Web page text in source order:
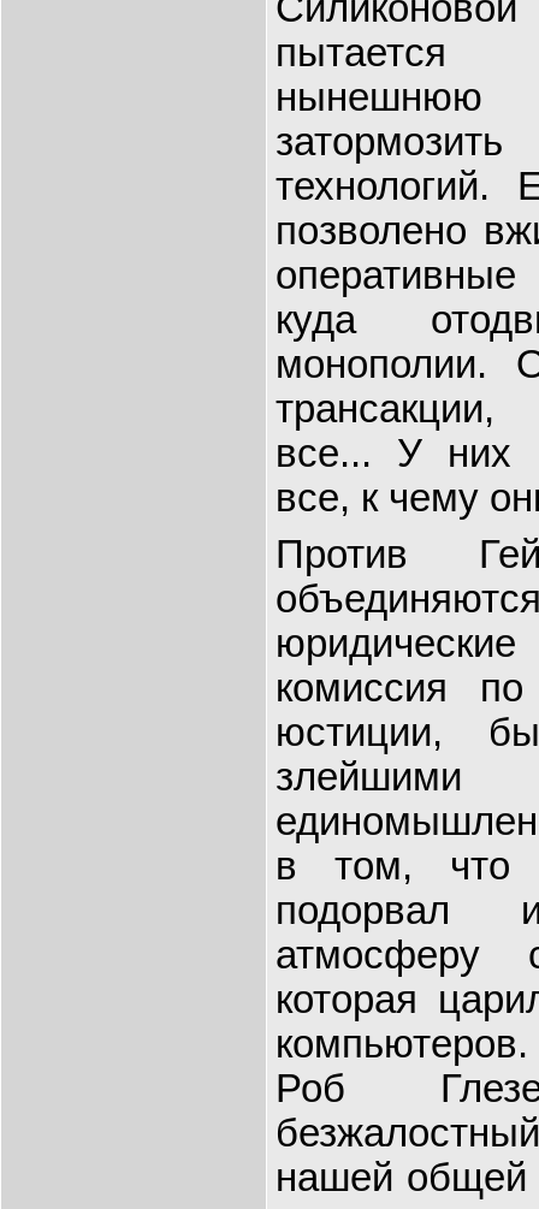
пытается
технологий.
позволено
оперативные
куда
монополии.
все... У них
все, к чему
Против
комиссия по
юстиции,
в том, что
подорвал
атмосферу
которая
Роб
нашей общей